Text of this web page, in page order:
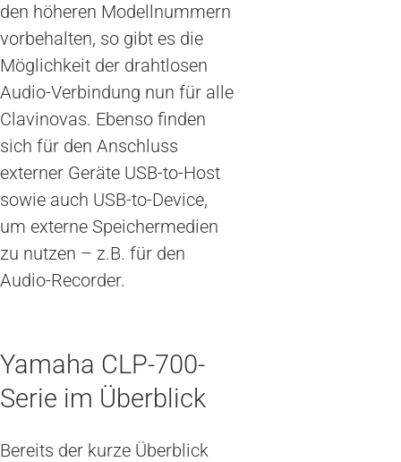
den höheren Modellnummern
vorbehalten, so gibt es die
Möglichkeit der drahtlosen
Audio-Verbindung nun für alle
Clavinovas. Ebenso finden
sich für den Anschluss
externer Geräte USB-to-Host
sowie auch USB-to-Device,
um externe Speichermedien
zu nutzen – z.B. für den
Audio-Recorder.
Yamaha CLP-700-
Serie im Überblick
Bereits der kurze Überblick